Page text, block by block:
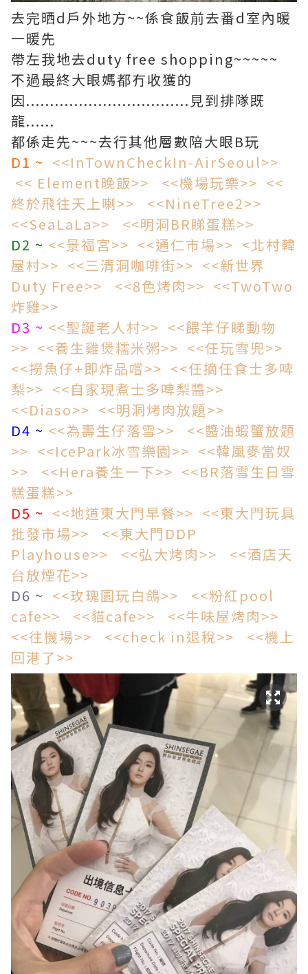
去完晒d戶外地方~~係食飯前去番d室內暖
一暖先
帶左我地去duty free shopping~~~~~
不過最終大眼媽都冇收獲的
因..................................見到排隊既
龍......
都係走先~~~去行其他層數陪大眼B玩
D1 ~ <<InTownCheckIn-AirSeoul>>
<< Element晚飯>>
<<機場玩樂>> <<
終於飛往天上喇>>
<<NineTree2>>
<<SeaLaLa>>
<<明洞BR睇蛋糕>>
D2 ~ <<景福宮>> <<通仁市場>> <北村韓
屋村>> <<三清洞咖啡街>> <<新世界
Duty Free>>
<<8色烤肉>> <<TwoTwo
炸雞>>
D3 ~ <<聖誕老人村>> <<餵羊仔睇動物
>> <<養生雞煲糯米粥>> <<任玩雪兜>>
<<撈魚仔+即炸品嚐>> <<任摘任食士多啤
梨>> <<自家現煮士多啤梨醬>>
<<Diaso>> <<明洞烤肉放題>>
D4 ~ <<為壽生仔落雪>>
<<醬油蝦蟹放題
>> <<IcePark冰雪樂園>> <<韓風麥當奴
>>
<<Hera養生一下>> <<BR落雪生日雪
糕蛋糕>>
D5 ~ <<地道東大門早餐>> <<東大門玩具
批發市場>>
<<東大門DDP
Playhouse>>
<<弘大烤肉>>
<<酒店天
台放煙花>>
D6 ~ <<玫瑰園玩白鴿>>
<<粉紅pool
cafe>>
<<貓cafe>>
<<牛味屋烤肉>>
<<往機場>>
<<check in退稅>>
<<機上
回港了>>